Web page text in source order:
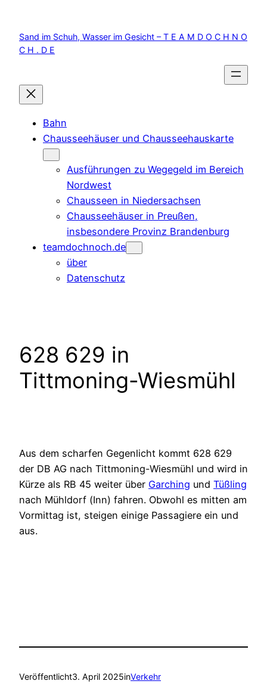
springen
Sand im Schuh, Wasser im Gesicht – T E A M D O C H N O
C H . D E
Bahn
Chausseehäuser und Chausseehauskarte
Ausführungen zu Wegegeld im Bereich
Nordwest
Chausseen in Niedersachsen
Chausseehäuser in Preußen,
insbesondere Provinz Brandenburg
teamdochnoch.de
über
Datenschutz
628 629 in
Tittmoning-Wiesmühl
Aus dem scharfen Gegenlicht kommt 628 629
der DB AG nach Tittmoning-Wiesmühl und wird in
Kürze als RB 45 weiter über Garching und Tüßling
nach Mühldorf (Inn) fahren. Obwohl es mitten am
Vormittag ist, steigen einige Passagiere ein und
aus.
Veröffentlicht3. April 2025inVerkehr